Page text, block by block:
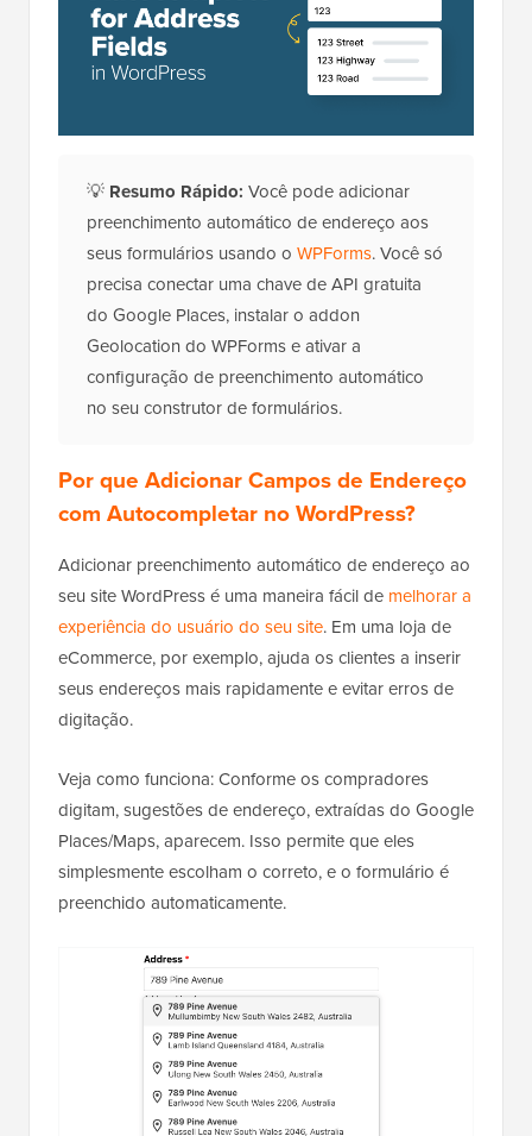
💡 Resumo Rápido: Você pode adicionar
preenchimento automático de endereço aos
seus formulários usando o WPForms. Você só
precisa conectar uma chave de API gratuita
do Google Places, instalar o addon
Geolocation do WPForms e ativar a
configuração de preenchimento automático
no seu construtor de formulários.
Por que Adicionar Campos de Endereço
com Autocompletar no WordPress?
Adicionar preenchimento automático de endereço ao
seu site WordPress é uma maneira fácil de melhorar a
experiência do usuário do seu site. Em uma loja de
eCommerce, por exemplo, ajuda os clientes a inserir
seus endereços mais rapidamente e evitar erros de
digitação.
Veja como funciona: Conforme os compradores
digitam, sugestões de endereço, extraídas do Google
Places/Maps, aparecem. Isso permite que eles
simplesmente escolham o correto, e o formulário é
preenchido automaticamente.